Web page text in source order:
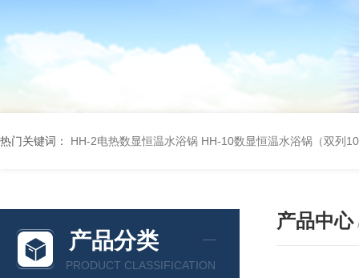
热门关键词： HH-2电热数显恒温水浴锅 HH-10数显恒温水浴锅（双列
产品分类
PRODUCT CLASSIFICATION
产品中心